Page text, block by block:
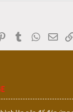
PinterestTumblr